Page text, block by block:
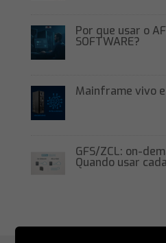
Por que usar o
SOFTWARE?
Mainframe vivo
GFS/ZCL: on-
Quando usar